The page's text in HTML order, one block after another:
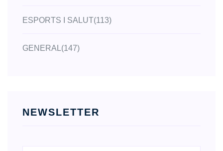
ESPORTS I SALUT(113)
GENERAL(147)
NEWSLETTER